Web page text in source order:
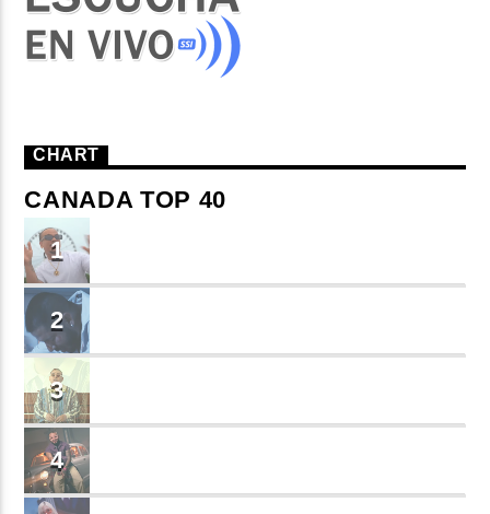
CHART
CANADA TOP 40
1
2
3
4